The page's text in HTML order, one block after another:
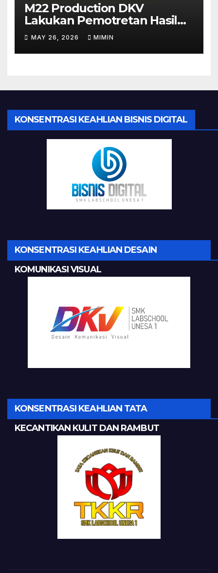
M22 Production DKV
Lakukan Pemotretan Hasil
Make Up Tugas Akhir Siswi
TKKR
MAY 26, 2026 MIMIN
KONSENTRASI KEAHLIAN BISNIS DIGITAL
KONSENTRASI KEAHLIAN DESAIN
KOMUNIKASI VISUAL
KONSENTRASI KEAHLIAN TATA
KECANTIKAN KULIT DAN RAMBUT